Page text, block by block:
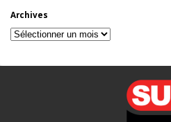
Archives
Archives